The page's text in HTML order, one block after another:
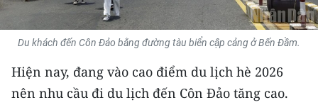
KHOA HỌC - CÔNG NGHỆ
MÔI TRƯỜNG
BẠN ĐỌC
Du khách đến Côn Đảo bằng đường tàu biển cập cảng ở Bến Đầm.
Hiện nay, đang vào cao điểm du lịch hè 2026
nên nhu cầu đi du lịch đến Côn Đảo tăng cao.